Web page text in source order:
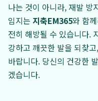
나는 것이 아니라, 재발 방
임지는 지축EM365와 함
전히 해방될 수 있습니다.
강하고 깨끗한 발을 되찾
바랍니다. 당신의 건강한
겠습니다.